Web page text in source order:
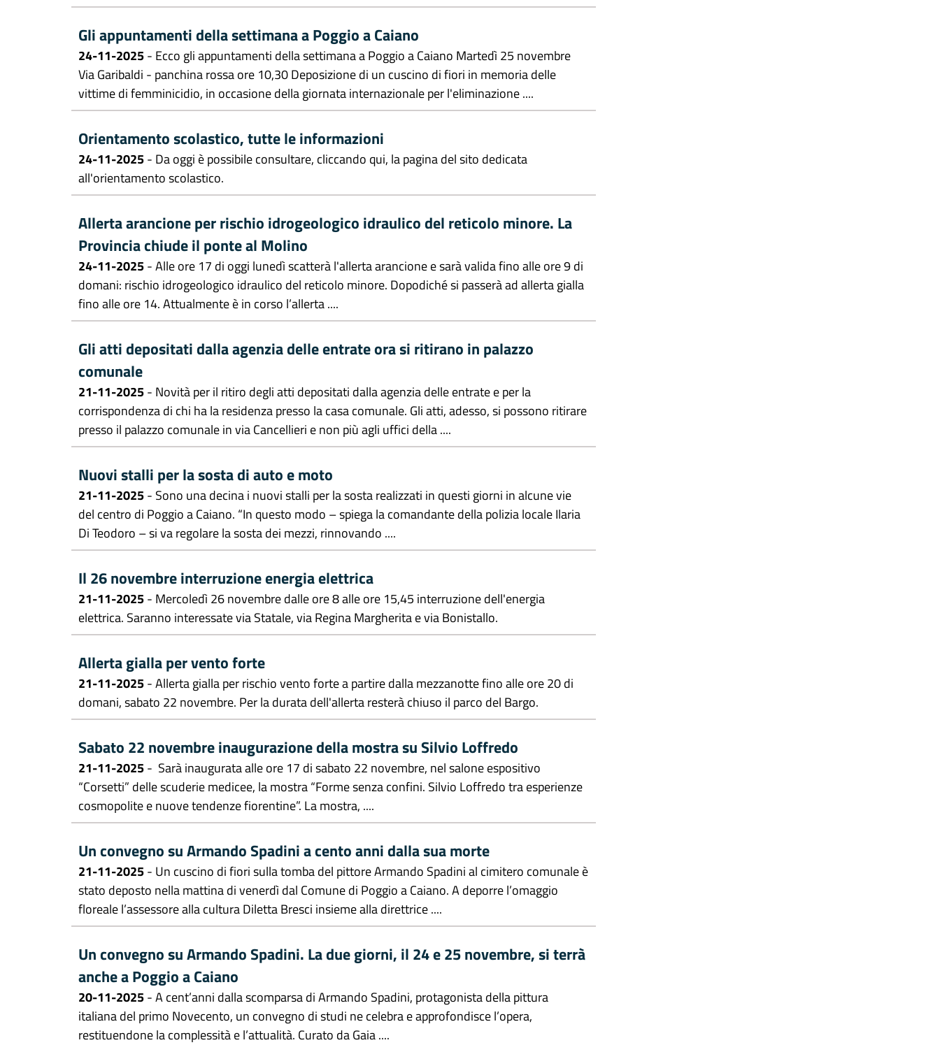
Gli appuntamenti della settimana a Poggio a Caiano
24-11-2025- Ecco gli appuntamenti della settimana a Poggio a Caiano Martedì 25 novembre
Via Garibaldi - panchina rossa ore 10,30 Deposizione di un cuscino di fiori in memoria delle
vittime di femminicidio, in occasione della giornata internazionale per l'eliminazione ....
Orientamento scolastico, tutte le informazioni
24-11-2025- Da oggi è possibile consultare, cliccando qui, la pagina del sito dedicata
all'orientamento scolastico.
Allerta arancione per rischio idrogeologico idraulico del reticolo minore. La
Provincia chiude il ponte al Molino
24-11-2025- Alle ore 17 di oggi lunedì scatterà l'allerta arancione e sarà valida fino alle ore 9 di
domani: rischio idrogeologico idraulico del reticolo minore. Dopodiché si passerà ad allerta gialla
fino alle ore 14. Attualmente è in corso l’allerta ....
Gli atti depositati dalla agenzia delle entrate ora si ritirano in palazzo
comunale
21-11-2025- Novità per il ritiro degli atti depositati dalla agenzia delle entrate e per la
corrispondenza di chi ha la residenza presso la casa comunale. Gli atti, adesso, si possono ritirare
presso il palazzo comunale in via Cancellieri e non più agli uffici della ....
Nuovi stalli per la sosta di auto e moto
21-11-2025- Sono una decina i nuovi stalli per la sosta realizzati in questi giorni in alcune vie
del centro di Poggio a Caiano. “In questo modo – spiega la comandante della polizia locale Ilaria
Di Teodoro – si va regolare la sosta dei mezzi, rinnovando ....
Il 26 novembre interruzione energia elettrica
21-11-2025- Mercoledì 26 novembre dalle ore 8 alle ore 15,45 interruzione dell'energia
elettrica. Saranno interessate via Statale, via Regina Margherita e via Bonistallo.
Allerta gialla per vento forte
21-11-2025- Allerta gialla per rischio vento forte a partire dalla mezzanotte fino alle ore 20 di
domani, sabato 22 novembre. Per la durata dell'allerta resterà chiuso il parco del Bargo.
Sabato 22 novembre inaugurazione della mostra su Silvio Loffredo
21-11-2025- Sarà inaugurata alle ore 17 di sabato 22 novembre, nel salone espositivo
“Corsetti” delle scuderie medicee, la mostra “Forme senza confini. Silvio Loffredo tra esperienze
cosmopolite e nuove tendenze fiorentine”. La mostra, ....
Un convegno su Armando Spadini a cento anni dalla sua morte
21-11-2025- Un cuscino di fiori sulla tomba del pittore Armando Spadini al cimitero comunale è
stato deposto nella mattina di venerdì dal Comune di Poggio a Caiano. A deporre l’omaggio
floreale l’assessore alla cultura Diletta Bresci insieme alla direttrice ....
Un convegno su Armando Spadini. La due giorni, il 24 e 25 novembre, si terrà
anche a Poggio a Caiano
20-11-2025- A cent’anni dalla scomparsa di Armando Spadini, protagonista della pittura
italiana del primo Novecento, un convegno di studi ne celebra e approfondisce l’opera,
restituendone la complessità e l’attualità. Curato da Gaia ....